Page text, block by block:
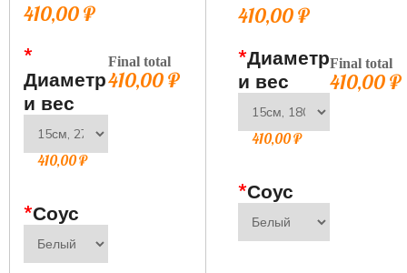
410,00₽
*
Диаметр
и вес
410,00₽
*Соус
Final total
410,00₽
410,00₽
*Диаметр
и вес
410,00₽
*Соус
Final total
410,00₽